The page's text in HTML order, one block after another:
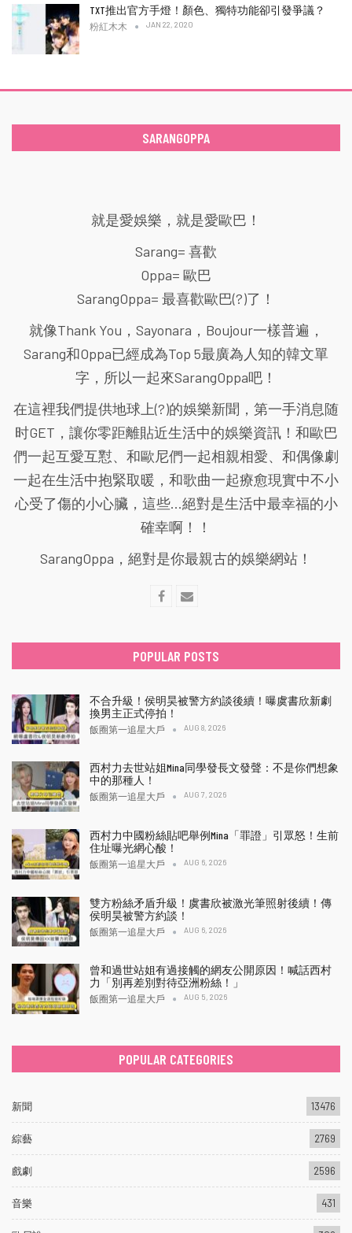
TXT推出官方手燈！顏色、獨特功能卻引發爭議？
粉紅木木 JAN 22, 2020
SARANGOPPA
就是愛娛樂，就是愛歐巴！
Sarang= 喜歡
Oppa= 歐巴
SarangOppa= 最喜歡歐巴(?)了！
就像Thank You，Sayonara，Boujour一樣普遍，
Sarang和Oppa已經成為Top 5最廣為人知的韓文單
字，所以一起來SarangOppa吧！
在這裡我們提供地球上(?)的娛樂新聞，第一手消息随
时GET，讓你零距離貼近生活中的娛樂資訊！和歐巴
們一起互愛互懟、和歐尼們一起相親相愛、和偶像劇
一起在生活中抱緊取暖，和歌曲一起療愈現實中不小
心受了傷的小心臟，這些...絕對是生活中最幸福的小
確幸啊！！
SarangOppa，絕對是你最親古的娛樂網站！
POPULAR POSTS
不合升級！侯明昊被警方約談後續！曝虞書欣新劇
換男主正式停拍！
飯圈第一追星大戶 AUG 8, 2026
西村力去世站姐Mina同學發長文發聲：不是你們想象
中的那種人！
飯圈第一追星大戶 AUG 7, 2026
西村力中國粉絲貼吧舉例Mina「罪證」引眾怒！生前
住址曝光網心酸！
飯圈第一追星大戶 AUG 6, 2026
雙方粉絲矛盾升級！虞書欣被激光筆照射後續！傳
侯明昊被警方約談！
飯圈第一追星大戶 AUG 6, 2026
曾和過世站姐有過接觸的網友公開原因！喊話西村
力「別再差別對待亞洲粉絲！」
飯圈第一追星大戶 AUG 5, 2026
POPULAR CATEGORIES
新聞 13476
綜藝 2769
戲劇 2596
音樂 431